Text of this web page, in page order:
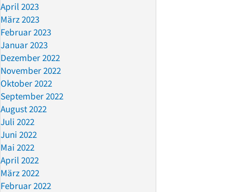
April 2023
März 2023
Februar 2023
Januar 2023
Dezember 2022
November 2022
Oktober 2022
September 2022
August 2022
Juli 2022
Juni 2022
Mai 2022
April 2022
März 2022
Februar 2022